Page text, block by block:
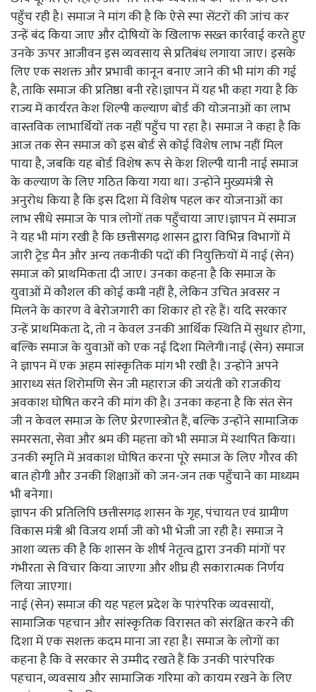
पहुँच रही है। समाज ने मांग की है कि ऐसे स्पा सेंटरों की जांच कर
उन्हें बंद किया जाए और दोषियों के खिलाफ सख्त कार्रवाई करते हुए
उनके ऊपर आजीवन इस व्यवसाय से प्रतिबंध लगाया जाए। इसके
लिए एक सशक्त और प्रभावी कानून बनाए जाने की भी मांग की गई
है, ताकि समाज की प्रतिष्ठा बनी रहे।ज्ञापन में यह भी कहा गया है कि
राज्य में कार्यरत केश शिल्पी कल्याण बोर्ड की योजनाओं का लाभ
वास्तविक लाभार्थियों तक नहीं पहुँच पा रहा है। समाज ने कहा है कि
आज तक सेन समाज को इस बोर्ड से कोई विशेष लाभ नहीं मिल
पाया है, जबकि यह बोर्ड विशेष रूप से केश शिल्पी यानी नाई समाज
के कल्याण के लिए गठित किया गया था। उन्होंने मुख्यमंत्री से
अनुरोध किया है कि इस दिशा में विशेष पहल कर योजनाओं का
लाभ सीधे समाज के पात्र लोगों तक पहुँचाया जाए।ज्ञापन में समाज
ने यह भी मांग रखी है कि छत्तीसगढ़ शासन द्वारा विभिन्न विभागों में
जारी ट्रेड मैन और अन्य तकनीकी पदों की नियुक्तियों में नाई (सेन)
समाज को प्राथमिकता दी जाए। उनका कहना है कि समाज के
युवाओं में कौशल की कोई कमी नहीं है, लेकिन उचित अवसर न
मिलने के कारण वे बेरोजगारी का शिकार हो रहे हैं। यदि सरकार
उन्हें प्राथमिकता दे, तो न केवल उनकी आर्थिक स्थिति में सुधार होगा,
बल्कि समाज के युवाओं को एक नई दिशा मिलेगी।नाई (सेन) समाज
ने ज्ञापन में एक अहम सांस्कृतिक मांग भी रखी है। उन्होंने अपने
आराध्य संत शिरोमणि सेन जी महाराज की जयंती को राजकीय
अवकाश घोषित करने की मांग की है। उनका कहना है कि संत सेन
जी न केवल समाज के लिए प्रेरणास्त्रोत हैं, बल्कि उन्होंने सामाजिक
समरसता, सेवा और श्रम की महत्ता को भी समाज में स्थापित किया।
उनकी स्मृति में अवकाश घोषित करना पूरे समाज के लिए गौरव की
बात होगी और उनकी शिक्षाओं को जन-जन तक पहुँचाने का माध्यम
भी बनेगा।
ज्ञापन की प्रतिलिपि छत्तीसगढ़ शासन के गृह, पंचायत एवं ग्रामीण
विकास मंत्री श्री विजय शर्मा जी को भी भेजी जा रही है। समाज ने
आशा व्यक्त की है कि शासन के शीर्ष नेतृत्व द्वारा उनकी मांगों पर
गंभीरता से विचार किया जाएगा और शीघ्र ही सकारात्मक निर्णय
लिया जाएगा।
नाई (सेन) समाज की यह पहल प्रदेश के पारंपरिक व्यवसायों,
सामाजिक पहचान और सांस्कृतिक विरासत को संरक्षित करने की
दिशा में एक सशक्त कदम माना जा रहा है। समाज के लोगों का
कहना है कि वे सरकार से उम्मीद रखते हैं कि उनकी पारंपरिक
पहचान, व्यवसाय और सामाजिक गरिमा को कायम रखने के लिए